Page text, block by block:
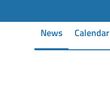
News Calendar